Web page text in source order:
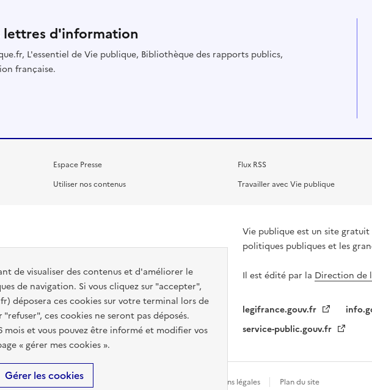
de visualiser des contenus et d'améliorer le
de navigation. Si vous cliquez sur "accepter",
déposera ces cookies sur votre terminal lors de
ces cookies ne seront pas déposés.
et vous pouvez être informé et modifier vos
« gérer mes cookies ».
Gérer les cookies
lettres d'information
L'essentiel de Vie publique, Bibliothèque des rapports publics,
française.
Espace Presse
Utiliser nos contenus
Flux RSS
Travailler avec Vie publique
Vie publique est un site
politiques publiques et les
Il est édité par la Direction de
legifrance.gouv.fr
service-public.gouv.fr
Données personnelles Mentions légales Plan du site